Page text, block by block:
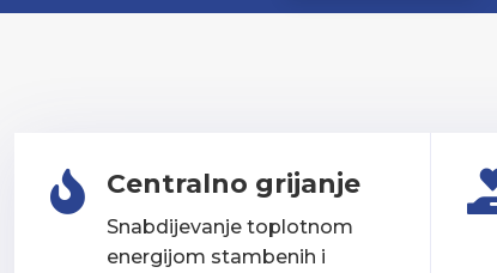
 Centralno grijanje
Snabdijevanje toplotnom
energijom stambenih i